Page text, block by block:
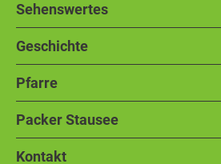
Sehenswertes
Geschichte
Pfarre
Packer Stausee
Kontakt